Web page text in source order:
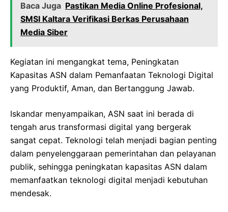
Baca Juga Pastikan Media Online Profesional,
SMSI Kaltara Verifikasi Berkas Perusahaan
Media Siber
Kegiatan ini mengangkat tema, Peningkatan
Kapasitas ASN dalam Pemanfaatan Teknologi Digital
yang Produktif, Aman, dan Bertanggung Jawab.
Iskandar menyampaikan, ASN saat ini berada di
tengah arus transformasi digital yang bergerak
sangat cepat. Teknologi telah menjadi bagian penting
dalam penyelenggaraan pemerintahan dan pelayanan
publik, sehingga peningkatan kapasitas ASN dalam
memanfaatkan teknologi digital menjadi kebutuhan
mendesak.